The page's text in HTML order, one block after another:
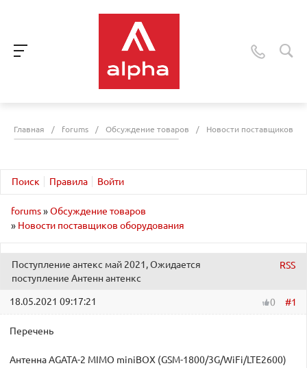
Главная / forums / Обсуждение товаров / Новости поставщиков
Поиск Правила Войти
forums »Обсуждение товаров
» Новости поставщиков оборудования
RSS
Поступление антекс май 2021, Ожидается
поступление Антенн антенкс
#1
0
18.05.2021 09:17:21
Перечень
Антенна AGATA-2 MIMO miniBOX (GSM-1800/3G/WiFi/LTE2600)